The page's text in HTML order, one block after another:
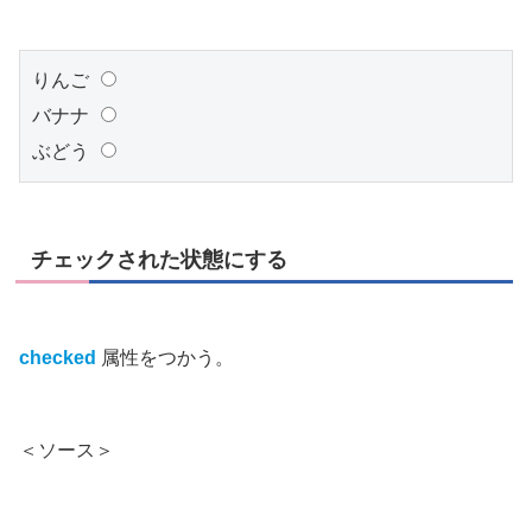
りんご
バナナ
ぶどう
チェックされた状態にする
checked 属性をつかう。
＜ソース＞